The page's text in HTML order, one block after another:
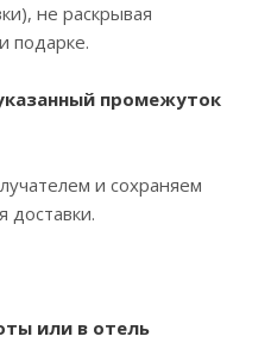
не раскрывая
подарке.
промежуток
и сохраняем
доставки.
или в отель